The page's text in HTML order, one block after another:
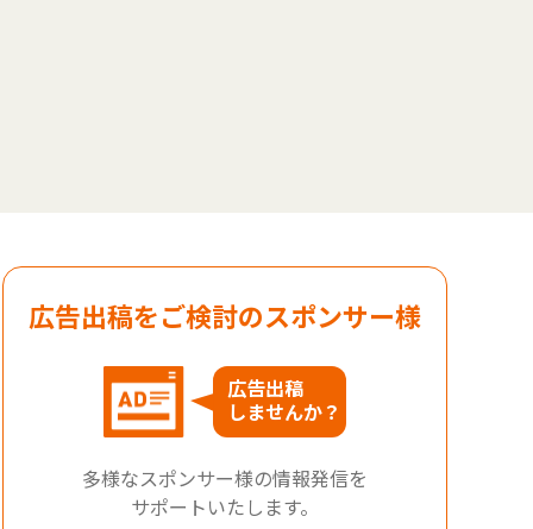
広告出稿をご検討のスポンサー様
広告出稿
しませんか？
多様なスポンサー様の情報発信を
サポートいたします。